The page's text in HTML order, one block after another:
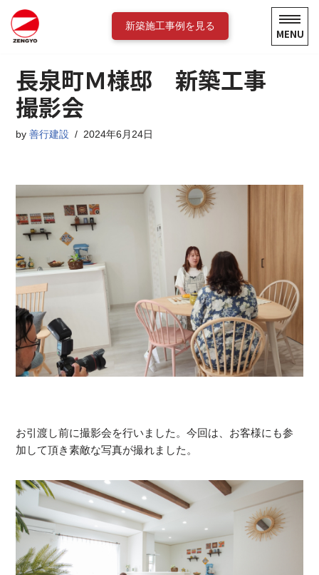
コ
テ
ン
ツ
ス
新築施工事例を見る
MENU
長泉町Ｍ様邸 新築工事
撮影会
by善行建設 2024年6月24日
お引渡し前に撮影会を行いました。今回は、お客様にも参
加して頂き素敵な写真が撮れました。